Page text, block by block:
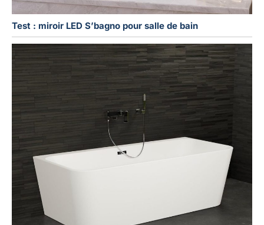
Test : miroir LED S’bagno pour salle de bain